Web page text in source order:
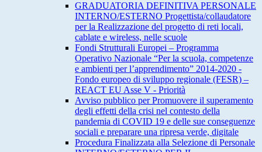
GRADUATORIA DEFINITIVA PERSONALE
INTERNO/ESTERNO Progettista/collaudatore
per la Realizzazione del progetto di reti locali,
cablate e wireless, nelle scuole
Fondi Strutturali Europei – Programma
Operativo Nazionale “Per la scuola, competenze
e ambienti per l’apprendimento” 2014-2020 -
Fondo europeo di sviluppo regionale (FESR) –
REACT EU Asse V - Priorità
Avviso pubblico per Promuovere il superamento
degli effetti della crisi nel contesto della
pandemia di COVID 19 e delle sue conseguenze
sociali e preparare una ripresa verde, digitale
Procedura Finalizzata alla Selezione di Personale